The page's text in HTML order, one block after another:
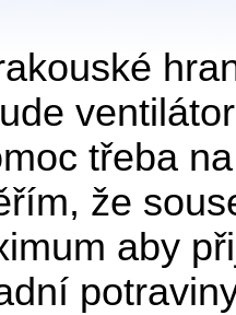
třeba
že
aby